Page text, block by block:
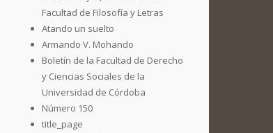
Facultad de Filosofía y Letras
Atando un suelto
Armando V. Mohando
Boletín de la Facultad de Derecho
y Ciencias Sociales de la
Universidad de Córdoba
Número 150
title_page